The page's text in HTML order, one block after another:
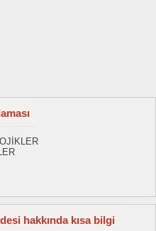
hakkında kısa bilgi